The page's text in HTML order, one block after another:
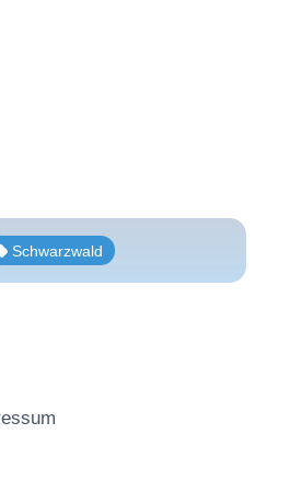
Schwarzwald